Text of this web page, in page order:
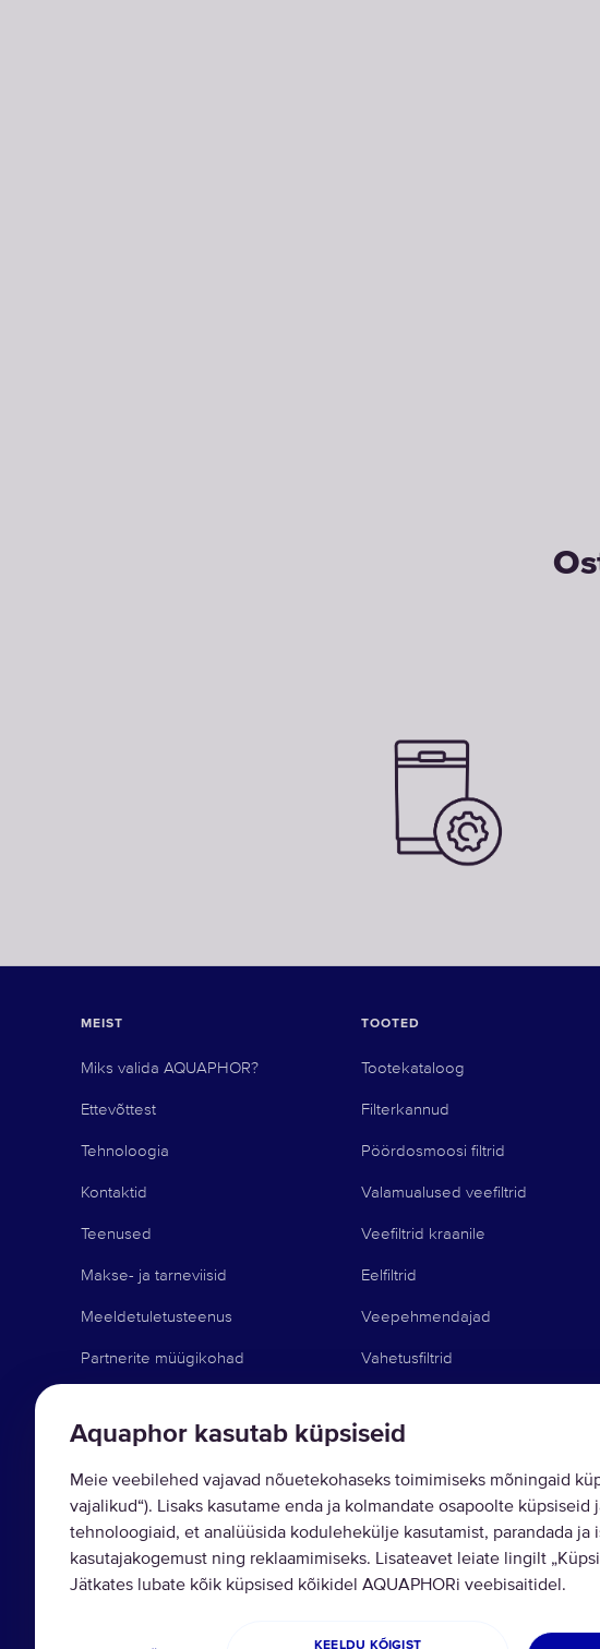
Aquaphor kasutab küpsiseid
Meie veebilehed vajavad nõuetekohaseks toimimiseks mõningaid
vajalikud“). Lisaks kasutame enda ja kolmandate osapoolte küpsiseid
tehnoloogiaid, et analüüsida kodulehekülje kasutamist, parandada ja
kasutajakogemust ning reklaamimiseks. Lisateavet leiate lingilt
Jätkates lubate kõik küpsised kõikidel AQUAPHORi veebisaitidel.
KEELDU KÕIGIST
MEIST
Miks valida AQUAPHOR?
Ettevõttest
Tehnoloogia
Kontaktid
Teenused
Makse- ja tarneviisid
Meeldetuletusteenus
Partnerite müügikohad
Blog
Tugi ja nõuanded
Bauhof kampaania
TOOTED
Tootekataloog
Filterkannud
Pöördosmoosi filtrid
Valamualused veefiltrid
Veefiltrid kraanile
Eelfiltrid
Veepehmendajad
Vahetusfiltrid